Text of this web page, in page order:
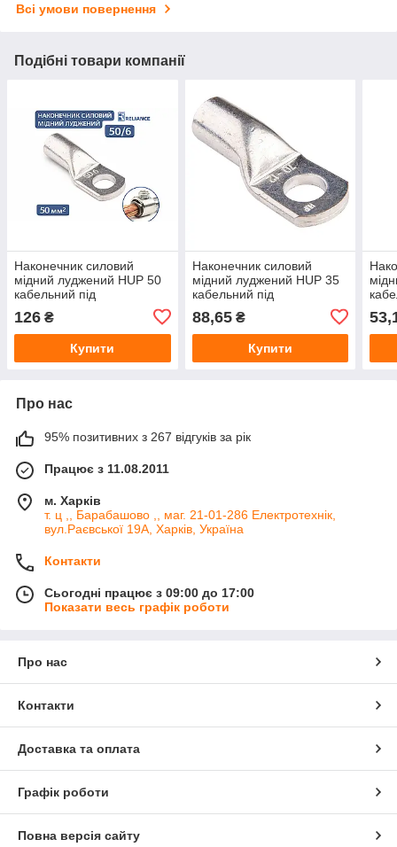
Всі умови повернення
Подібні товари компанії
Наконечник силовий
мідний луджений HUP 50
кабельний під
опресування для 50 мм²
126 ₴
Купити
Наконечник силовий
мідний луджений HUP 35
кабельний під
88,65₴
Купити
Про нас
95% позитивних з 267 відгуків за рік
Працює з 11.08.2011
м. Харків
т. ц ,, Барабашово ,, маг. 21-01-286 Електротехнік,
вул.Раєвської 19А, Харків, Україна
Контакти
Сьогодні працює з 09:00 до 17:00
Показати весь графік роботи
Про нас
Контакти
Доставка та оплата
Графік роботи
Повна версія сайту